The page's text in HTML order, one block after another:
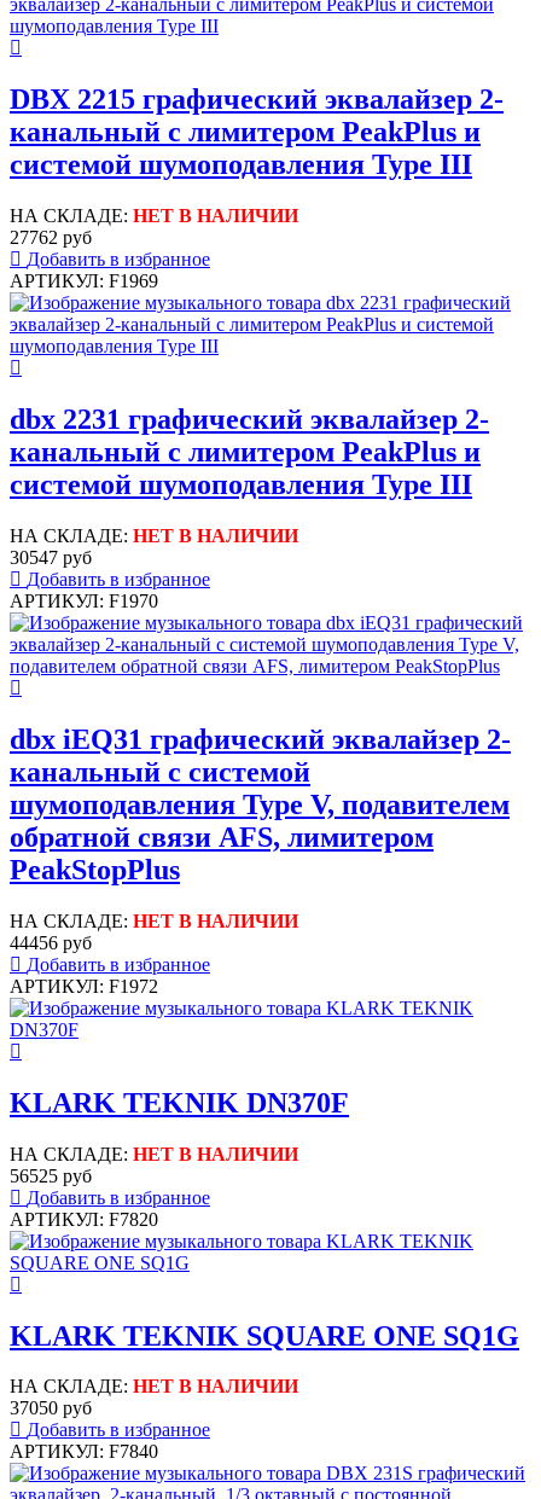
DBX 2215 графический эквалайзер 2-
канальный с лимитером PeakPlus и
системой шумоподавления Type III
НА СКЛАДЕ: НЕТ В НАЛИЧИИ
27762 руб
Добавить в избранное
АРТИКУЛ: F1969
dbx 2231 графический эквалайзер 2-
канальный с лимитером PeakPlus и
системой шумоподавления Type III
НА СКЛАДЕ: НЕТ В НАЛИЧИИ
30547 руб
Добавить в избранное
АРТИКУЛ: F1970
dbx iEQ31 графический эквалайзер 2-
канальный с системой
шумоподавления Type V, подавителем
обратной связи AFS, лимитером
PeakStopPlus
НА СКЛАДЕ: НЕТ В НАЛИЧИИ
44456 руб
Добавить в избранное
АРТИКУЛ: F1972
KLARK TEKNIK DN370F
НА СКЛАДЕ: НЕТ В НАЛИЧИИ
56525 руб
Добавить в избранное
АРТИКУЛ: F7820
KLARK TEKNIK SQUARE ONE SQ1G
НА СКЛАДЕ: НЕТ В НАЛИЧИИ
37050 руб
Добавить в избранное
АРТИКУЛ: F7840